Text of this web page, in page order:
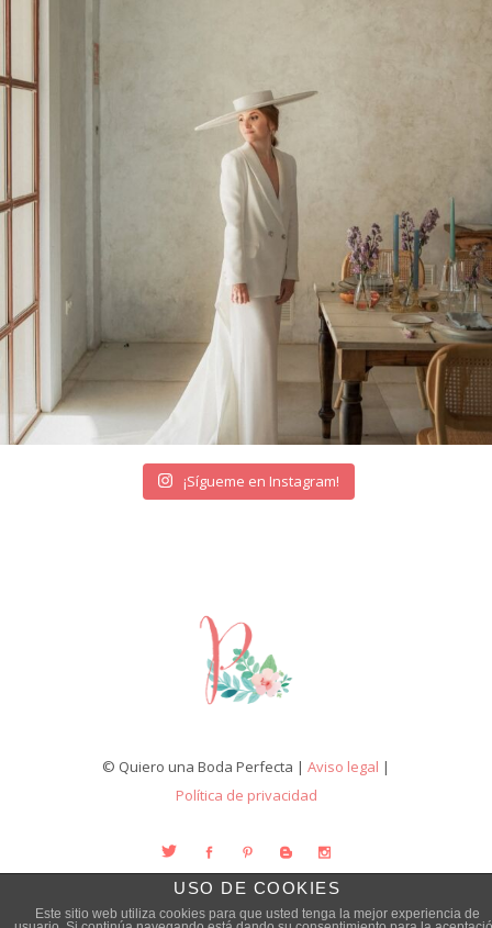
¡Sígueme en Instagram!
© Quiero una Boda Perfecta | Aviso legal |
Política de privacidad
USO DE COOKIES
Este sitio web utiliza cookies para que usted tenga la mejor experiencia de